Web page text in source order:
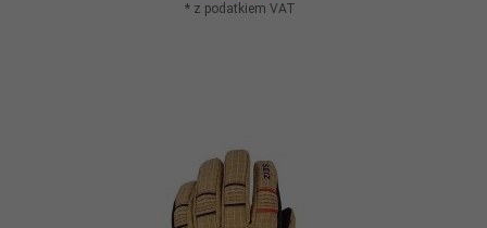
* z podatkiem VAT